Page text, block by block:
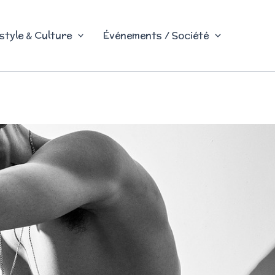
& Culture Événements / Société